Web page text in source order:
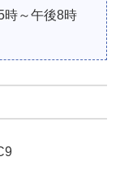
時～午後8時